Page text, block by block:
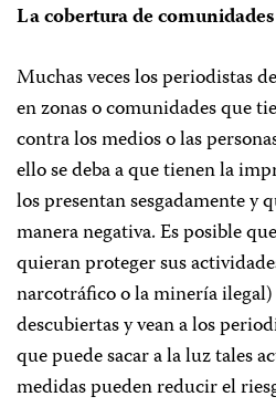
La cobertura de
Muchas veces los periodistas
en zonas o comunidades que
contra los medios o las
ello se deba a que tienen la
los presentan sesgadamente y
manera negativa. Es posible
quieran proteger sus
narcotráfico o la minería
descubiertas y vean a los
que puede sacar a la luz tales
medidas pueden reducir el